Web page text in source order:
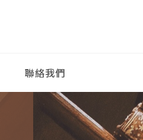
聯絡我們